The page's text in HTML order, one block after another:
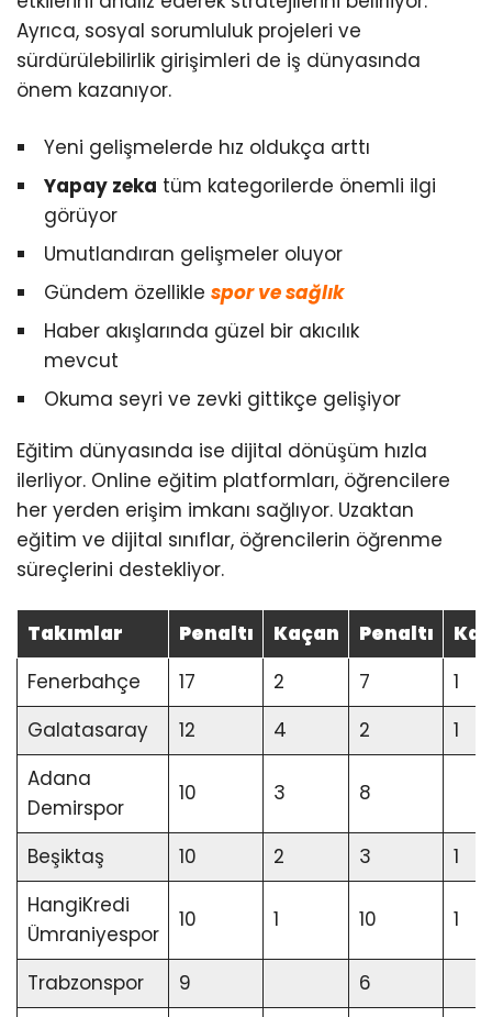
Ayrıca, sosyal sorumluluk projeleri ve
sürdürülebilirlik girişimleri de iş dünyasında
önem kazanıyor.
Yeni gelişmelerde hız oldukça arttı
Yapay zeka tüm kategorilerde önemli ilgi
görüyor
Umutlandıran gelişmeler oluyor
Gündem özellikle spor ve sağlık
Haber akışlarında güzel bir akıcılık
mevcut
Okuma seyri ve zevki gittikçe gelişiyor
Eğitim dünyasında ise dijital dönüşüm hızla
ilerliyor. Online eğitim platformları, öğrencilere
her yerden erişim imkanı sağlıyor. Uzaktan
eğitim ve dijital sınıflar, öğrencilerin öğrenme
süreçlerini destekliyor.
Takımlar Penaltı Kaçan Penaltı
Fenerbahçe
17 2 7
1
Galatasaray
12 4 2
1
Adana
Demirspor
10 3 8
Beşiktaş 10 2 3
1
HangiKredi
Ümraniyespor
10 1 10 1
Trabzonspor 9
6